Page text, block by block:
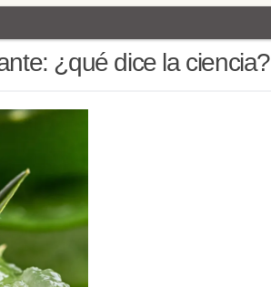
¿qué dice la ciencia?